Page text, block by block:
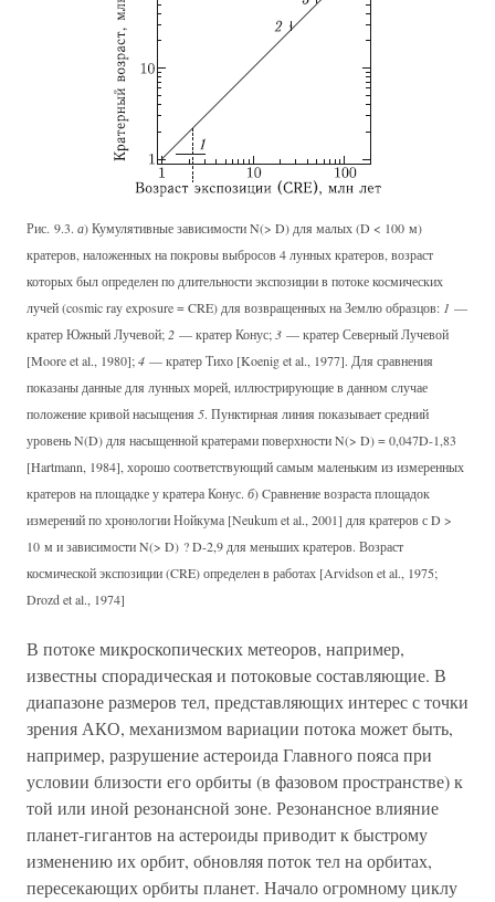
Рис. 9.3. а) Кумулятивные зависимости N(> D) для малых (D < 100 м)
кратеров, наложенных на покровы выбросов 4 лунных кратеров, возраст
которых был определен по длительности экспозиции в потоке космических
лучей (cosmic ray exposure = CRE) для возвращенных на Землю образцов: 1 —
кратер Южный Лучевой; 2 — кратер Конус; 3 — кратер Северный Лучевой
[Moore et al., 1980];4 — кратер Тихо [Koenig et al., 1977]. Для сравнения
показаны данные для лунных морей, иллюстрирующие в данном случае
положение кривой насыщения 5. Пунктирная линия показывает средний
уровень N(D) для насыщенной кратерами поверхности N(> D) = 0,047D-1,83
[Hartmann, 1984], хорошо соответствующий самым маленьким из измеренных
кратеров на площадке у кратера Конус. б) Cравнение возраста площадок
измерений по хронологии Нойкума [Neukum et al., 2001] для кратеров с D >
10 м и зависимости N(> D) ? D-2,9 для меньших кратеров. Возраст
космической экспозиции (CRE) определен в работах [Arvidson et al., 1975;
Drozd et al., 1974]
В потоке микроскопических метеоров, например,
известны спорадическая и потоковые составляющие. В
диапазоне размеров тел, представляющих интерес с точки
зрения АКО, механизмом вариации потока может быть,
например, разрушение астероида Главного пояса при
условии близости его орбиты (в фазовом пространстве) к
той или иной резонансной зоне. Резонансное влияние
планет-гигантов на астероиды приводит к быстрому
изменению их орбит, обновляя поток тел на орбитах,
пересекающих орбиты планет. Начало огромному циклу